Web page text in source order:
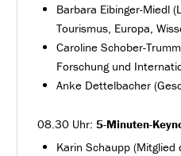
Barbara Eibinger-Miedl
Tourismus, Europa,
Caroline Schober-
Forschung und
Anke Dettelbacher
08.30 Uhr: 5-Minuten-
Karin Schaupp (Mitglied